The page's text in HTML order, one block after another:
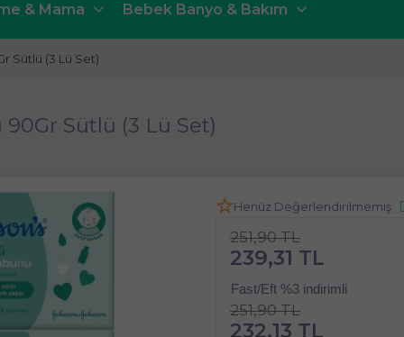
& Mama Bebek Banyo & Bakım
Sütlü (3 Lü Set)
Sütlü (3 Lü Set)
Henüz Değerlendirilmemiş
251,90 TL
239,31 TL
Fast/Eft %3 indirimli
251,90 TL
232,13 TL